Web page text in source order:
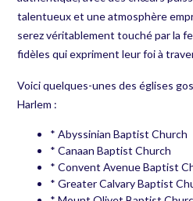
talentueux et une atmosphère
serez véritablement touché par la
fidèles qui expriment leur foi à
Voici quelques-unes des églises
Harlem :
* Abyssinian Baptist Church
* Canaan Baptist Church
* Convent Avenue Baptist
* Greater Calvary Baptist